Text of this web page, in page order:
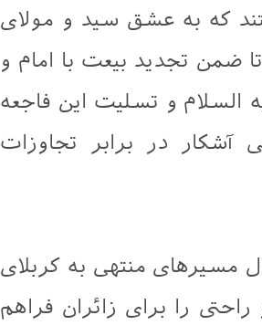
که به عشق سید و مولای
تجدید بیعت با امام و
السلام و تسلیت این فاجعه
در برابر تجاوزات
منتهی به کربلای
را برای زائران فراهم